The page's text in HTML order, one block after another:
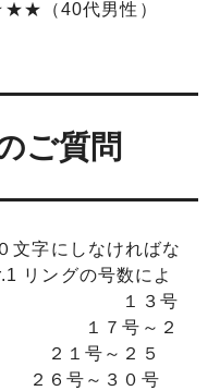
（40代男性）
ご質問
文字にしなければな
リングの号数によ
す。 １３号
１７号～２
号～２５
号～３０号